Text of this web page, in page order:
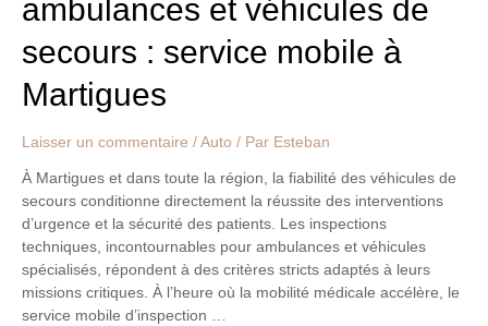
ambulances et véhicules de
secours : service mobile à
Martigues
Laisser un commentaire / Auto / Par Esteban
À Martigues et dans toute la région, la fiabilité des véhicules de
secours conditionne directement la réussite des interventions
d’urgence et la sécurité des patients. Les inspections
techniques, incontournables pour ambulances et véhicules
spécialisés, répondent à des critères stricts adaptés à leurs
missions critiques. À l’heure où la mobilité médicale accélère, le
service mobile d’inspection …
ambulances
et
véhicules
de
:
mobile
à
Martigues